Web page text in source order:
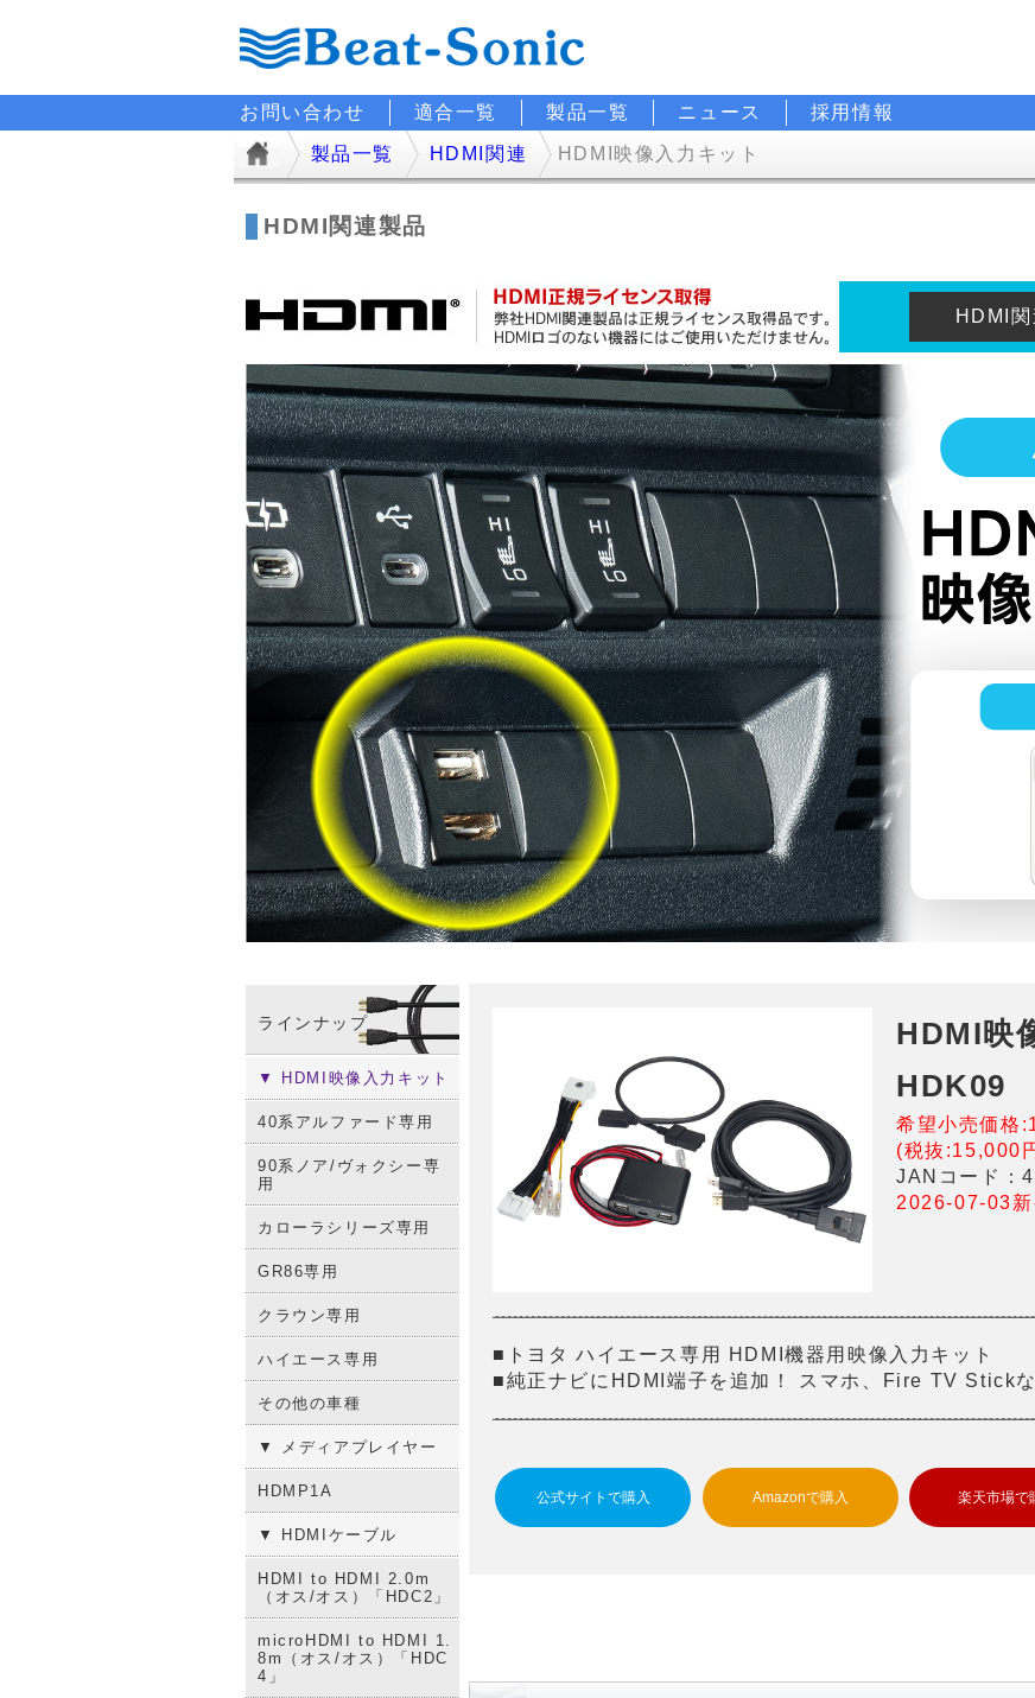
お問い合わせ 適合一覧 製品一覧 ニュース 採用情報
製品一覧 HDMI関連 HDMI映像入力キット
HDMI関連製品
HDMI関
ラインナップ
▼ HDMI映像入力キット
40系アルファード専用
90系ノア/ヴォクシー専
用
カローラシリーズ専用
GR86専用
クラウン専用
ハイエース専用
その他の車種
▼ メディアプレイヤー
HDMP1A
▼ HDMIケーブル
HDMI to HDMI 2.0m
（オス/オス）「HDC2」
microHDMI to HDMI 1.
8m（オス/オス）「HDC
4」
HDMI映
HDK09
希望小売価格
(税抜:15,000
JANコード：
2026-07-03新
■トヨタ ハイエース専用 HDMI機器用映像入力キット
■純正ナビにHDMI端子を追加！ スマホ、Fire TV Stickな
公式サイトで購入 Amazonで購入 楽天市場で